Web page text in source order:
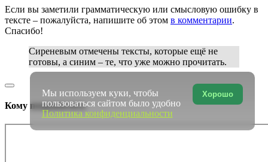
Если вы заметили грамматическую или смысловую ошибку в
тексте – пожалуйста, напишите об этом в комментарии.
Спасибо!
Сиреневым отмечены тексты, которые ещё не
готовы, а синим – те, что уже можно прочитать.
Кому понравилось
Хорошо
Мы используем куки, чтобы
пользоваться сайтом было удобно
Политика конфиденциальности